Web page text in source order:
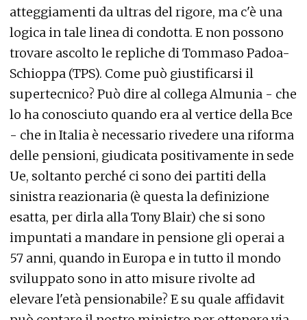
atteggiamenti da ultras del rigore, ma c'è una
logica in tale linea di condotta. E non possono
trovare ascolto le repliche di Tommaso Padoa-
Schioppa (TPS). Come può giustificarsi il
supertecnico? Può dire al collega Almunia - che
lo ha conosciuto quando era al vertice della Bce
- che in Italia è necessario rivedere una riforma
delle pensioni, giudicata positivamente in sede
Ue, soltanto perché ci sono dei partiti della
sinistra reazionaria (è questa la definizione
esatta, per dirla alla Tony Blair) che si sono
impuntati a mandare in pensione gli operai a
57 anni, quando in Europa e in tutto il mondo
sviluppato sono in atto misure rivolte ad
elevare l'età pensionabile? E su quale affidavit